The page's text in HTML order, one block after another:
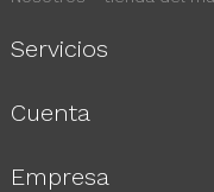
Servicios
Cuenta
Empresa